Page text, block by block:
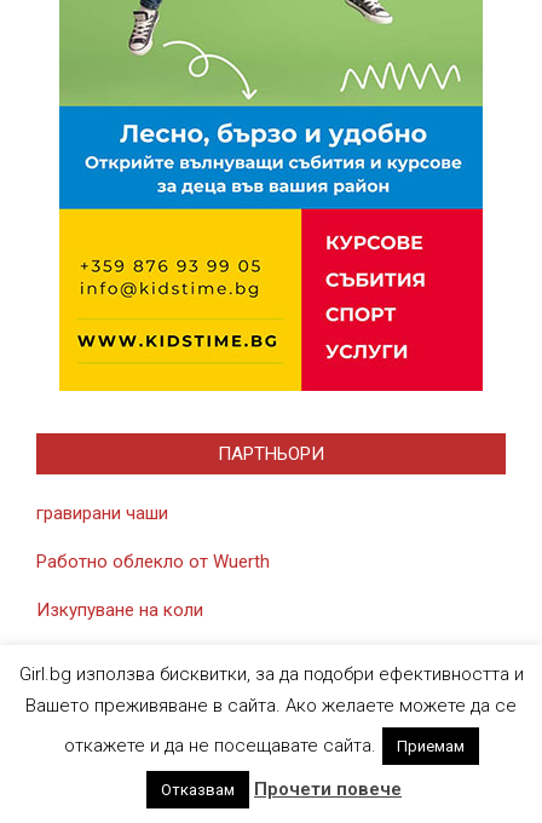
ПАРТНЬОРИ
гравирани чаши
Работно облекло от Wuerth
Изкупуване на коли
Designed usingMagazine News Byte. Powered byWordPress
Girl.bg използва бисквитки, за да подобри ефективността и
Вашето преживяване в сайта. Ако желаете можете да се
откажете и да не посещавате сайта.
Приемам
Отказвам Прочети повече